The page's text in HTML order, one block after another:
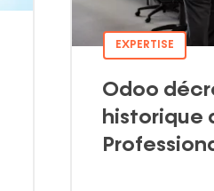
EXPERTISE
Odoo
historique